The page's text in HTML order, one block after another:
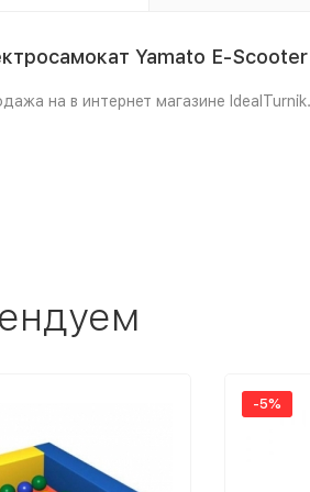
Yamato E-Scooter
на в интернет магазине
-5%